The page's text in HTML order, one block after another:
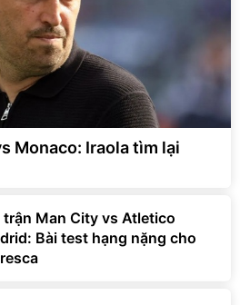
Monaco: Iraola tìm lại
trận Man City vs Atletico
Bài test hạng nặng cho